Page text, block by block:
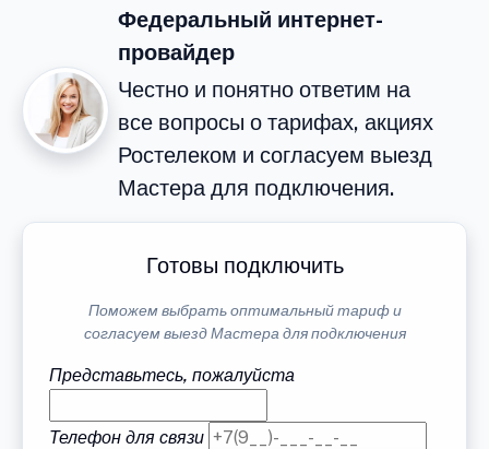
Федеральный интернет-
провайдер
Честно и понятно ответим на
все вопросы о тарифах, акциях
Ростелеком и согласуем выезд
Мастера для подключения.
Готовы подключить
Поможем выбрать оптимальный тариф и
согласуем выезд Мастера для подключения
Представьтесь, пожалуйста
Телефон для связи